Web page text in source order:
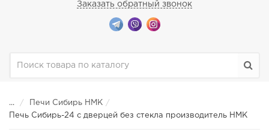
Заказать обратный звонок
...
Печи Сибирь НМК
Печь Сибирь-24 с дверцей без стекла производитель НМК